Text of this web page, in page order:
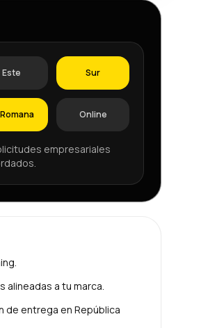
Este Sur
Online
empresariales
a tu marca.
de entrega en República